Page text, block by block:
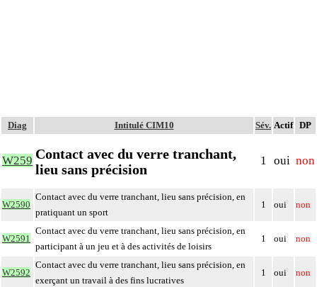
Diag Intitulé CIM10 Sév. Actif DP
W259 Contact avec du verre tranchant,
lieu sans précision
1 oui non
W2590
Contact avec du verre tranchant, lieu sans précision, en
pratiquant un sport
1 oui non
W2591
Contact avec du verre tranchant, lieu sans précision, en
participant à un jeu et à des activités de loisirs
1 oui non
W2592
Contact avec du verre tranchant, lieu sans précision, en
exerçant un travail à des fins lucratives
1 oui non